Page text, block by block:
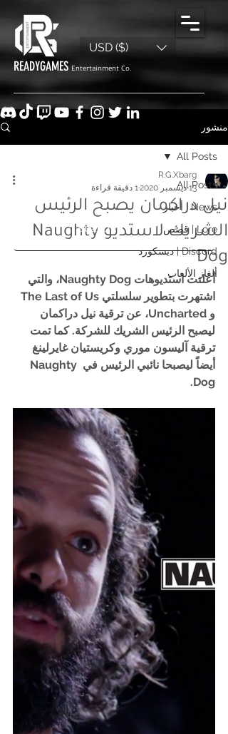
USD ($)
READYGAMES Entertainment Co.
منشور
All Posts
News | أخبار
Lore | قصص
Discord | ديسكورد
ألغاز الألعاب
All Posts
نيل دراكمان يصبح الرئيس
الشريك لاستديو Naughty
Dog
R.G.Xbarg
13 ديسمبر 2020
1 دقيقة قراءة
أعلنت استديوهات Naughty Dog، والتي
و Uncharted، عن ترقية نيل دراكمان
ليصبح الرئيس الشريك للشركة. كما تمت
ترقية آليسون موري وكريستيان غايرلينغ
أيضاً ليصبحا نائبي الرئيس في Naughty
Dog.